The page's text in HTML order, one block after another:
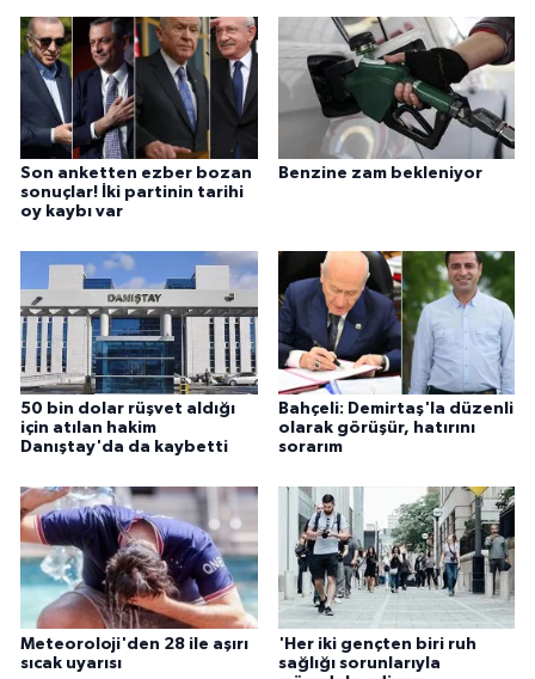
Son anketten ezber bozan
sonuçlar! İki partinin tarihi
oy kaybı var
Benzine zam bekleniyor
50 bin dolar rüşvet aldığı
için atılan hakim
Danıştay'da da kaybetti
Bahçeli: Demirtaş'la düzenli
olarak görüşür, hatırını
sorarım
Meteoroloji'den 28 ile aşırı
sıcak uyarısı
'Her iki gençten biri ruh
sağlığı sorunlarıyla